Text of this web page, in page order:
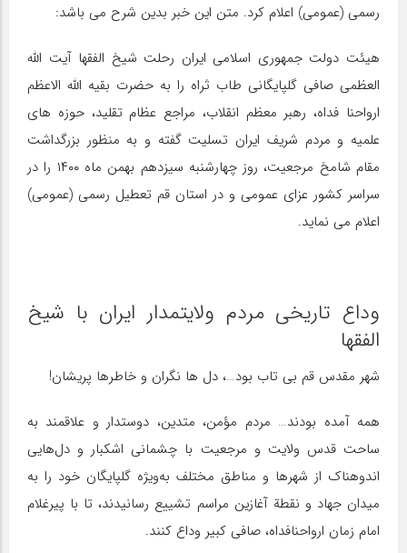
رسمی (عمومی) اعلام کرد. متن این خبر بدین شرح می باشد:
هیئت دولت جمهوری اسلامی ایران رحلت شیخ الفقها آیت الله
العظمی صافی گلپایگانی طاب ثراه را به حضرت بقیه الله الاعظم
ارواحنا فداه، رهبر معظم انقلاب، مراجع عظام تقلید، حوزه های
علمیه و مردم شریف ایران تسلیت گفته و به منظور بزرگداشت
مقام شامخ مرجعیت، روز چهارشنبه سیزدهم بهمن ماه ۱۴۰۰ را در
سراسر کشور عزای عمومی و در استان قم تعطیل رسمی (عمومی)
اعلام می نماید.
وداع تاریخی مردم ولایتمدار ایران با شیخ
الفقها
شهر مقدس قم بی تاب بود…، دل ها نگران و خاطرها پریشان!
همه آمده بودند… مردم مؤمن، متدین، دوستدار و علاقمند‌ به
ساحت قدس ولایت و مرجعیت با چشمانی اشکبار و دل‌هایی
اندوهناک از شهرها و مناطق مختلف به‌ویژه گلپایگان خود را به
میدان جهاد و نقطة آغازین مراسم تشییع رسانیدند، تا با پیرغلام
امام زمان ارواحنافداه، صافی کبیر وداع کنند.